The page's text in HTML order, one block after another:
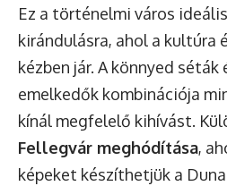
Ez a történelmi város
kirándulásra, ahol a kultúra
kézben jár. A könnyed séták
emelkedők kombinációja
kínál megfelelő kihívást.
Fellegvár meghódítása,
képeket készíthetjük a